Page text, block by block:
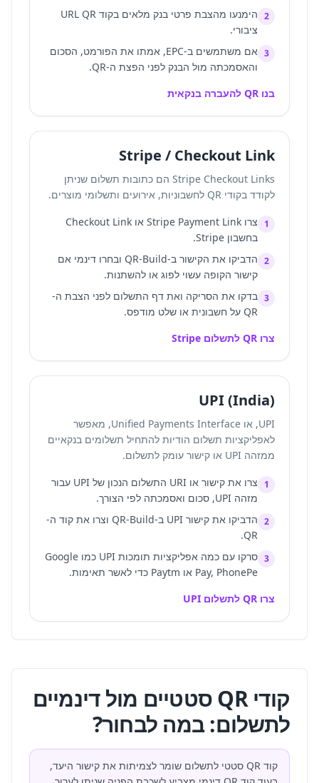
2
הימנעו מהצבת פרטי בנק מלאים בקוד URL QR
ציבורי.
3
אם משתמשים ב-EPC, אמתו את הפורמט, הסכום
והאסמכתה מול הבנק לפני הפצת ה-QR.
בנו QR להעברה בנקאית
Stripe / Checkout Link
Stripe Checkout Links הם כתובות תשלום שניתן
לקודד בקודי QR לחשבוניות, אירועים ותשלומי מוצרים.
1
צרו Stripe Payment Link או Checkout Link
בחשבון Stripe.
2
הדביקו את הקישור ב-QR-Build ובחרו דינמי אם
קישור הקופה עשוי לפוג או להשתנות.
3 בדקו את הסריקה ואת דף התשלום לפני הצבת ה-
QR על חשבונית או שלט מודפס.
צרו QR לתשלום Stripe
UPI (India)
UPI, או Unified Payments Interface, מאפשר
לאפליקציות תשלום הודיות להתחיל תשלומים בנקאיים
ממזהה UPI או קישור עומק לתשלום.
1
צרו את קישור או URI התשלום הנכון של UPI עבור
מזהה UPI, סכום ואסמכתה לפי הצורך.
2
הדביקו את קישור UPI ב-QR-Build וצרו את קוד ה-
QR.
3
סרקו עם כמה אפליקציות תומכות UPI כמו Google
Pay, PhonePe או Paytm כדי לאשר תאימות.
צרו QR לתשלום UPI
קודי QR סטטיים מול דינמיים
לתשלום: במה לבחור?
קוד QR סטטי לתשלום שומר לצמיתות את קישור היעד,